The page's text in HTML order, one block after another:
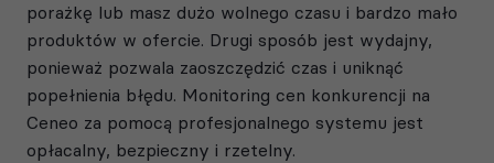
porażkę lub masz dużo wolnego czasu i bardzo mało
produktów w ofercie. Drugi sposób jest wydajny,
ponieważ pozwala zaoszczędzić czas i uniknąć
popełnienia błędu. Monitoring cen konkurencji na
Ceneo za pomocą profesjonalnego systemu jest
opłacalny, bezpieczny i rzetelny.